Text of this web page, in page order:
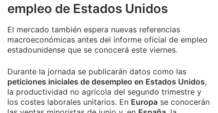
empleo de Estados Unidos
El mercado también espera nuevas referencias
macroeconómicas antes del informe oficial de empleo
estadounidense que se conocerá este viernes.
Durante la jornada se publicarán datos como las
peticiones iniciales de desempleo en Estados Unidos,
la productividad no agrícola del segundo trimestre y
los costes laborales unitarios. En Europa se conocerán